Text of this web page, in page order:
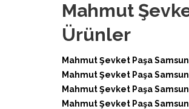
Mahmut
Ürünler
Mahmut Şevket Paşa
Mahmut Şevket Paşa
Mahmut Şevket Paşa
Mahmut Şevket Paşa